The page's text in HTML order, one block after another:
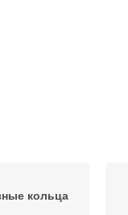
кольца